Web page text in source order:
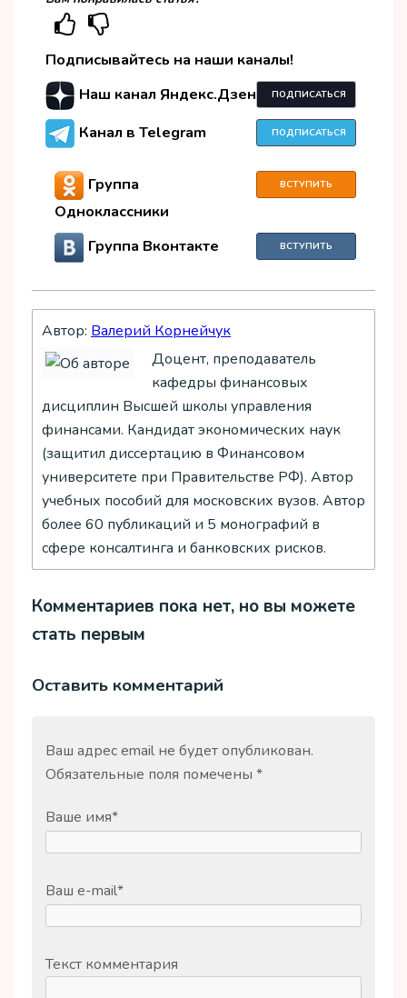
Подписывайтесь на наши каналы!
Наш канал Яндекс.Дзен
ПОДПИСАТЬСЯ
Канал в Telegram ПОДПИСАТЬСЯ
Группа
Одноклассники
ВСТУПИТЬ
Группа Вконтакте ВСТУПИТЬ
Автор: Валерий Корнейчук
Доцент, преподаватель
кафедры финансовых
дисциплин Высшей школы управления
финансами. Кандидат экономических наук
(защитил диссертацию в Финансовом
университете при Правительстве РФ). Автор
учебных пособий для московских вузов. Автор
более 60 публикаций и 5 монографий в
сфере консалтинга и банковских рисков.
Комментариев пока нет, но вы можете
стать первым
Оставить комментарий
Ваш адрес email не будет опубликован.
Обязательные поля помечены *
Ваше имя*
Ваш e-mail*
Текст комментария